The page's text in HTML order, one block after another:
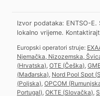
Izvor podataka: ENTSO-
lokalno vrijeme.
Europski operatori struje:
Njemačka, Nizozemska,
(Hrvatska) OTE (Češka)
(Mađarska) Nord Pool Spot (
(Poljska) OPCOM (
Portugal) OKTE (Slovačka)